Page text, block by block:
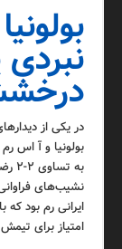
در یکی از
بولونیا و آ اس
به
نشیب‌های
ایرانی رم بود
امتیاز برای تیمش